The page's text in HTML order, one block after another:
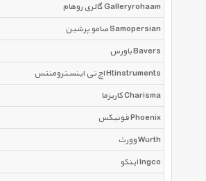
گالری روهام Galleryrohaam
صامو پرشین Samopersian
باورس Bavers
اچ تی اینسترومنتس Htinstruments
کاریزما Charisma
فونیکس Phoenix
وورث Wurth
اینکو Ingco